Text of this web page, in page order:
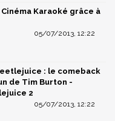
Cinéma Karaoké grâce à
05/07/2013, 12:22
: le comeback
de Tim Burton -
2
05/07/2013, 12:22